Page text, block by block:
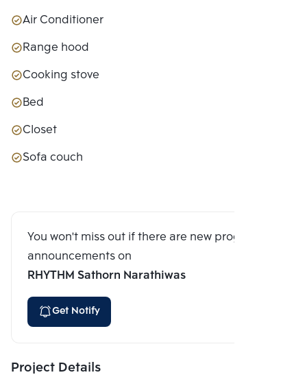
Air Conditioner
Range hood
Cooking stove
Bed
Closet
Sofa couch
You won't miss out if there are new program
announcements on
RHYTHM Sathorn Narathiwas
Get Notify
Project Details